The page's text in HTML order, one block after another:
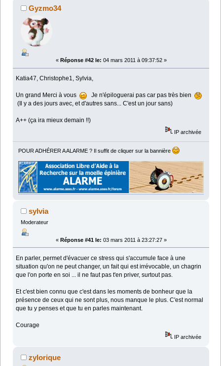
Gyzmo34
« Réponse #42 le: 04 mars 2011 à 09:37:52 »
Katia47, Christophe1, Sylvia,
Un grand Merci à vous
Je n'épiloguerai pas car pas très bien
(Il y a des jours avec, et d'autres sans... C'est un jour sans)
A++ (ça ira mieux demain !!)
IP archivée
POUR ADHÉRER A ALARME ? Il suffit de cliquer sur la bannière
sylvia
Moderateur
« Réponse #41 le: 03 mars 2011 à 23:27:27 »
En parler, permet d'évacuer ce stress qui s'accumule face à une
situation qu'on ne peut changer, un fait qui est irrévocable, un chagrin
que l'on porte en soi ... il ne faut pas t'en priver, surtout pas.
Et c'est bien connu que c'est dans les moments de bonheur que la
présence de ceux qui ne sont plus, nous manque le plus. C'est normal
que tu y penses et que tu en parles maintenant.
Courage
IP archivée
zylorique